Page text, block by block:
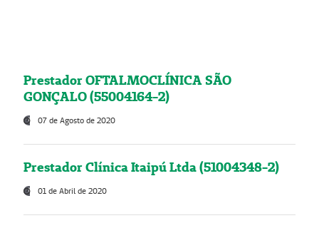
Prestador OFTALMOCLÍNICA SÃO
GONÇALO (55004164-2)
07 de Agosto de 2020
Prestador Clínica Itaipú Ltda (51004348-2)
01 de Abril de 2020